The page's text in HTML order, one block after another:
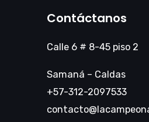
Contáctanos
Calle 6 # 8-45 piso 2
Samaná – Caldas
+57-312-2097533